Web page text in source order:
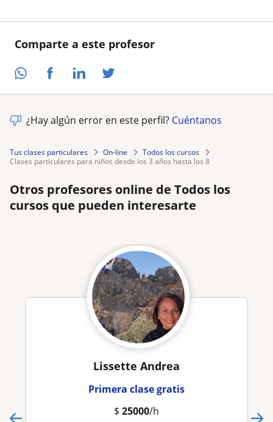
Comparte a este profesor
¿Hay algún error en este perfil? Cuéntanos
Tus clases particulares On-line
Todos los cursos
clases particulares para niños desde los 3 años hasta los 8
Otros profesores online de Todos los
cursos que pueden interesarte
Lissette Andrea
Primera clase gratis
$ 25000/h